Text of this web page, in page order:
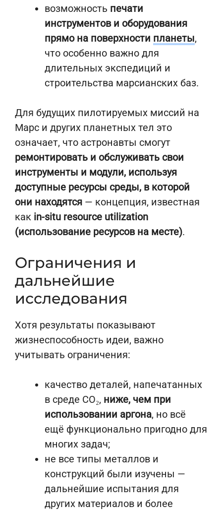
возможность печати
инструментов и оборудования
прямо на поверхности планеты,
что особенно важно для
длительных экспедиций и
строительства марсианских баз.
Для будущих пилотируемых миссий на
Марс и других планетных тел это
означает, что астронавты смогут
ремонтировать и обслуживать свои
инструменты и модули, используя
доступные ресурсы среды, в которой
они находятся — концепция, известная
как in-situ resource utilization
(использование ресурсов на месте).
Ограничения и
дальнейшие
исследования
Хотя результаты показывают
жизнеспособность идеи, важно
учитывать ограничения:
качество деталей, напечатанных
в среде CO₂, ниже, чем при
использовании аргона, но всё
ещё функционально пригодно для
многих задач;
не все типы металлов и
конструкций были изучены —
дальнейшие испытания для
других материалов и более